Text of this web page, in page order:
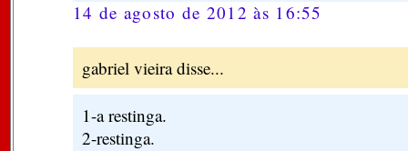
14 de agosto de 2012 às 16:55
gabriel vieira disse...
1-a restinga.
2-restinga.